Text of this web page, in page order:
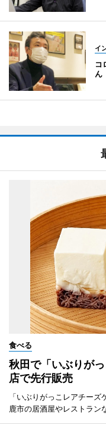
イ
コ
ん
食べる
秋田で「いぶりが
店で先行販売
「いぶりがっこレアチー
鹿市の居酒屋やレストラン